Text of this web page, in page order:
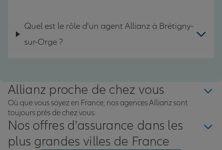
Quel est le rôle d'un agent Allianz à Brétigny-
sur-Orge ?
Allianz proche de chez vous
Où que vous soyez en France, nos agences Allianz sont
toujours près de chez vous.
Nos offres d'assurance dans les
plus grandes villes de France